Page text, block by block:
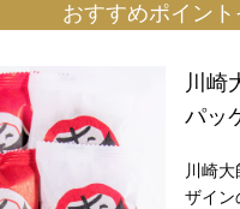
おすすめポイント
川崎
パッ
川崎
ザイン